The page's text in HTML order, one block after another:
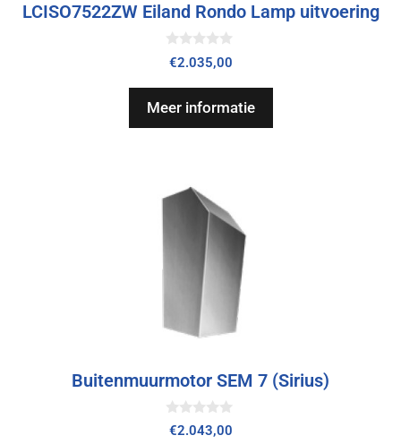
LCISO7522ZW Eiland Rondo Lamp uitvoering
0
v
5
€2.035,00
Meer informatie
Buitenmuurmotor SEM 7 (Sirius)
0
v
€2.043,00